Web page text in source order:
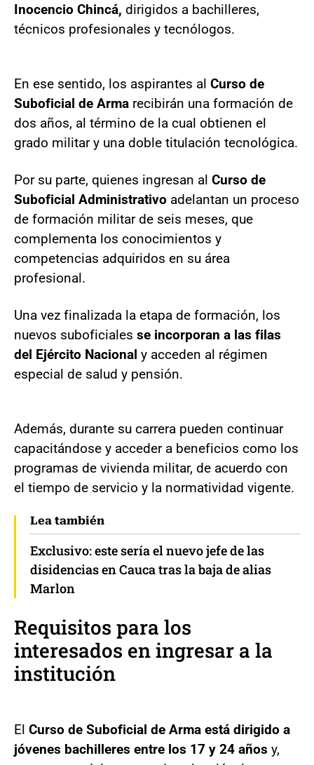
Inocencio Chincá, dirigidos a bachilleres,
técnicos profesionales y tecnólogos.
En ese sentido, los aspirantes al Curso de
Suboficial de Arma recibirán una formación de
dos años, al término de la cual obtienen el
grado militar y una doble titulación tecnológica.
Por su parte, quienes ingresan al Curso de
Suboficial Administrativo adelantan un proceso
de formación militar de seis meses, que
complementa los conocimientos y
competencias adquiridos en su área
profesional.
Una vez finalizada la etapa de formación, los
nuevos suboficiales se incorporan a las filas
del Ejército Nacional y acceden al régimen
especial de salud y pensión.
Además, durante su carrera pueden continuar
capacitándose y acceder a beneficios como los
programas de vivienda militar, de acuerdo con
el tiempo de servicio y la normatividad vigente.
Lea también
Exclusivo: este sería el nuevo jefe de las
disidencias en Cauca tras la baja de alias
Marlon
Requisitos para los
interesados en ingresar a la
institución
El Curso de Suboficial de Arma está dirigido a
jóvenes bachilleres entre los 17 y 24 años y,